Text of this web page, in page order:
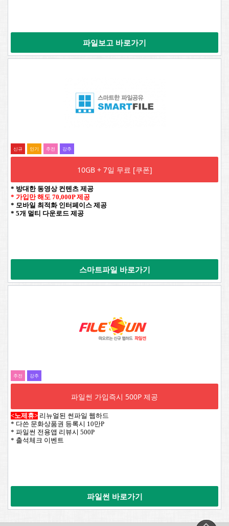
파일보고 바로가기
신규 인기 추전 강추
10GB + 7일 무료 [쿠폰]
* 방대한 동영상 컨텐츠 제공
* 가입만 해도 70,000P 제공
* 모바일 최적화 인터페이스 제공
* 5개 멀티 다운로드 제공
스마트파일 바로가기
추전 강추
파일썬 가입즉시 500P 제공
<노제휴> 리뉴얼된 썬파일 웹하드
* 다쓴 문화상품권 등록시 10만P
* 파일썬 전용앱 리뷰시 500P
* 출석체크 이벤트
파일썬 바로가기